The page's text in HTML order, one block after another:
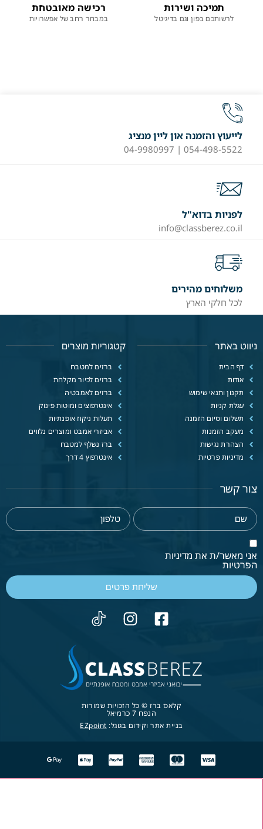
תמיכה ושירות
לרשותכם בפון וגם בדיגיטל
רכישה מאובטחת
במבחר רחב של אפשרויות
לייעוץ והזמנה און ליין מנציג
054-498-5522 | 04-9980997
לפניות בדוא"ל
info@classberez.co.il
משלוחים מהירים
לכל חלקי הארץ
ניווט באתר
דף הבית
אודות
תקנון ותנאי שימוש
עגלת קניות
תשלום וסיום הזמנה
מעקב הזמנות
הצהרת נגישות
מדיניות פרטיות
קטגוריות מוצרים
ברזים למטבח
ברזים לכיור מקלחת
ברזים לאמבטיה
אינטרפוצים ומוטות פינוק
תעלות ניקוז אופנתיות
אביזרי אמבט ומוצרים נלווים
ברז נשלף למטבח
אינטרפוץ 4 דרך
צור קשר
אני מאשר/ת את מדיניות
הפרטיות
שליחת פרטים
קלאס ברז © כל הזכויות שמורות
הנפח 7 כרמיאל
בניית אתר וקידום בגוגל: EZpoint